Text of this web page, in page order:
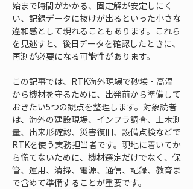
始まで時間がかかる、固定解が安定しにく
い、記録データに抜けが出るといった小さな
違和感として現れることもあります。これら
を見逃すと、後日データを確認したときに、
再測が必要になる可能性があります。
この記事では、RTK海外現場で砂埃・高温
から機材を守るために、出発前から準備して
おきたい5つの観点を整理します。対象読者
は、海外の建設現場、インフラ調査、土木測
量、出来形確認、災害復旧、設備点検などで
RTKを使う実務担当者です。現地に着いてか
ら慌てないために、機材選定だけでなく、保
管、運用、清掃、電源、通信、記録、教育ま
で含めて準備することが重要です。